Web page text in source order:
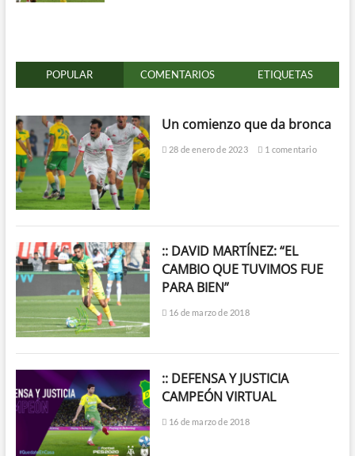
POPULAR COMENTARIOS ETIQUETAS
Un comienzo que da bronca
28 de enero de 2023 1 comentario
:: DAVID MARTÍNEZ: “EL
CAMBIO QUE TUVIMOS FUE
PARA BIEN”
16 de marzo de 2018
:: DEFENSA Y JUSTICIA
CAMPEÓN VIRTUAL
16 de marzo de 2018